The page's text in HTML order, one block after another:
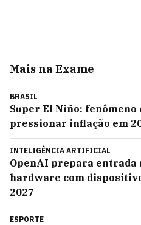
Mais na Exame
BRASIL
Super El Niño:
pressionar inflação em
INTELIGÊNCIA ARTIFICIAL
OpenAI prepara entrada
hardware com
2027
ESPORTE